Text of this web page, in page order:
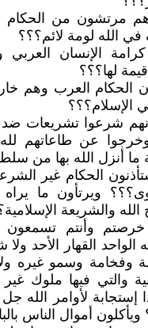
هم مرتشون من الحكام
الله لومة لائم؟؟؟
كرامة الإنسان العربي
لها؟؟؟
الحكام العرب وهم
الإسلام؟؟؟
شرعوا تشريعات ضد
عن طاعاتهم لله
ما أنزل الله بها من
الحكام غير
ويرتأون ما يراه
والشريعة
خرصتم وأنتم تسمعون
الواحد القهار الأحد
وفخامة وسمو غيره
والتي فيها ملوك
إستجابة لأوامر الله
أموال الناس